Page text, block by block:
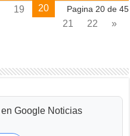
Pagina 20 de 45
19
20
21
22
»
en Google Noticias